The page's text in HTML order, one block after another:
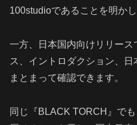
100studioであることを明かし
一方、日本国内向けリリー
ス、イントロダクション、
まとまって確認できます。
同じ『BLACK TORCH』で